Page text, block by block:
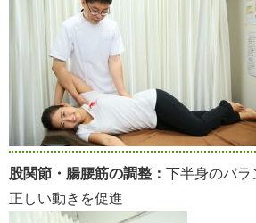
股関節・腸腰筋の調整： 下半身のバラ
正しい動きを促進